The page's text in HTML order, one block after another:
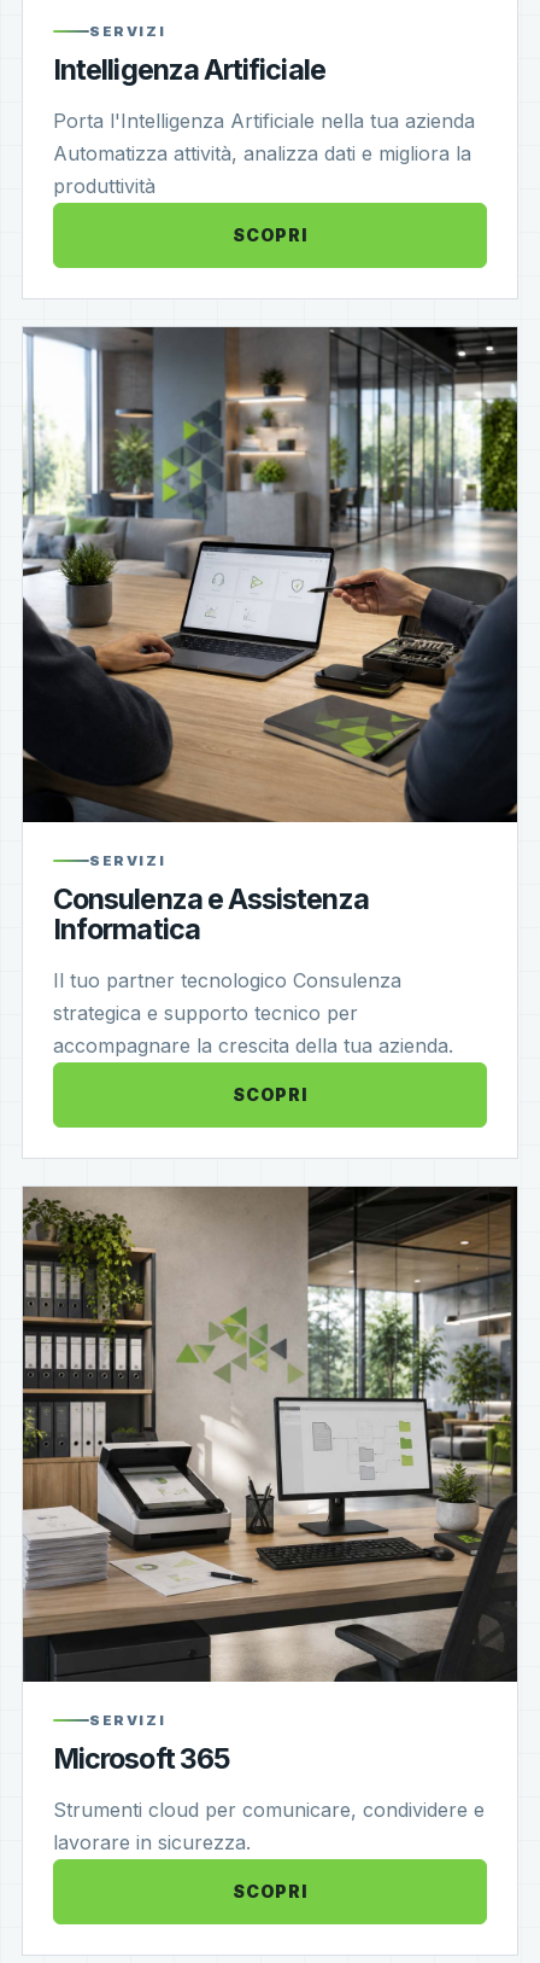
SERVIZI
Intelligenza Artificiale
Porta l'Intelligenza Artificiale nella tua azienda
Automatizza attività, analizza dati e migliora la
produttività
SCOPRI
SERVIZI
Consulenza e Assistenza
Informatica
Il tuo partner tecnologico Consulenza
strategica e supporto tecnico per
accompagnare la crescita della tua azienda.
SCOPRI
SERVIZI
Microsoft 365
Strumenti cloud per comunicare, condividere e
lavorare in sicurezza.
SCOPRI